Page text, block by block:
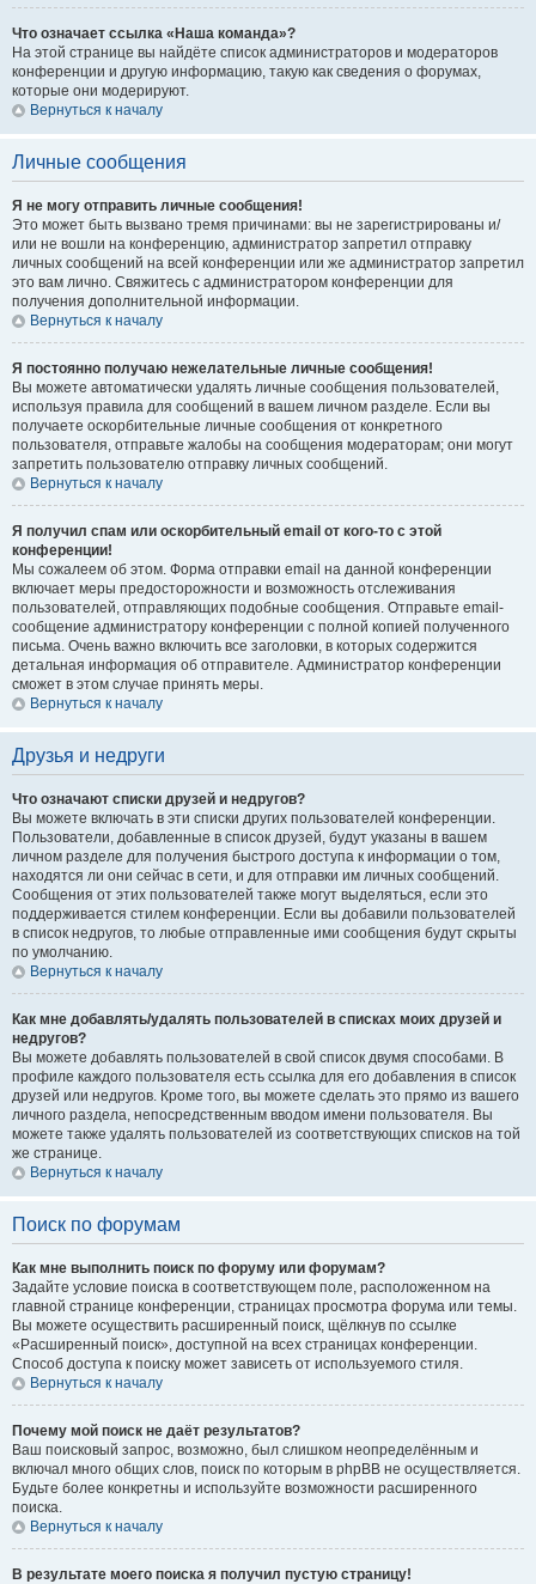
Что означает ссылка «Наша команда»?
На этой странице вы найдёте список администраторов и модераторов
конференции и другую информацию, такую как сведения о форумах,
которые они модерируют.
Вернуться к началу
Личные сообщения
Я не могу отправить личные сообщения!
Это может быть вызвано тремя причинами: вы не зарегистрированы и/
или не вошли на конференцию, администратор запретил отправку
личных сообщений на всей конференции или же администратор запретил
это вам лично. Свяжитесь с администратором конференции для
получения дополнительной информации.
Вернуться к началу
Я постоянно получаю нежелательные личные сообщения!
Вы можете автоматически удалять личные сообщения пользователей,
используя правила для сообщений в вашем личном разделе. Если вы
получаете оскорбительные личные сообщения от конкретного
пользователя, отправьте жалобы на сообщения модераторам; они могут
запретить пользователю отправку личных сообщений.
Вернуться к началу
Я получил спам или оскорбительный email от кого-то с этой
конференции!
Мы сожалеем об этом. Форма отправки email на данной конференции
включает меры предосторожности и возможность отслеживания
пользователей, отправляющих подобные сообщения. Отправьте email-
сообщение администратору конференции с полной копией полученного
письма. Очень важно включить все заголовки, в которых содержится
детальная информация об отправителе. Администратор конференции
сможет в этом случае принять меры.
Вернуться к началу
Друзья и недруги
Что означают списки друзей и недругов?
Вы можете включать в эти списки других пользователей конференции.
Пользователи, добавленные в список друзей, будут указаны в вашем
личном разделе для получения быстрого доступа к информации о том,
находятся ли они сейчас в сети, и для отправки им личных сообщений.
Сообщения от этих пользователей также могут выделяться, если это
поддерживается стилем конференции. Если вы добавили пользователей
в список недругов, то любые отправленные ими сообщения будут скрыты
по умолчанию.
Вернуться к началу
Как мне добавлять/удалять пользователей в списках моих друзей и
недругов?
Вы можете добавлять пользователей в свой список двумя способами. В
профиле каждого пользователя есть ссылка для его добавления в список
друзей или недругов. Кроме того, вы можете сделать это прямо из вашего
личного раздела, непосредственным вводом имени пользователя. Вы
можете также удалять пользователей из соответствующих списков на той
же странице.
Вернуться к началу
Поиск по форумам
Как мне выполнить поиск по форуму или форумам?
Задайте условие поиска в соответствующем поле, расположенном на
главной странице конференции, страницах просмотра форума или темы.
Вы можете осуществить расширенный поиск, щёлкнув по ссылке
«Расширенный поиск», доступной на всех страницах конференции.
Способ доступа к поиску может зависеть от используемого стиля.
Вернуться к началу
Почему мой поиск не даёт результатов?
Ваш поисковый запрос, возможно, был слишком неопределённым и
включал много общих слов, поиск по которым в phpBB не осуществляется.
Будьте более конкретны и используйте возможности расширенного
поиска.
Вернуться к началу
В результате моего поиска я получил пустую страницу!